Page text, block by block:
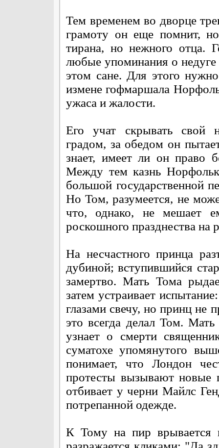
Тем временем во дворце
грамоту он еще помнит,
тирана, но нежного отца.
любые упоминания о недуге
этом сане. Для этого
измене гофмаршала
ужаса и жалости.
Его учат скрывать свой
градом, за обедом он
знает, имеет ли он право
Между тем казнь
большой государственной
Но Том, разумеется, не
что, однако, не мешает
роскошного празднества на
На несчастного принца
дубиной; вступившийся
замертво. Мать Тома
затем устраивает
глазами свечу, но принц не
это всегда делал Том.
узнает о смерти
суматохе упомянутого
понимает, что Лондон
протесты вызывают новые
отбивает у черни Майлс
потрепанной одежде.
К Тому на пир врывается